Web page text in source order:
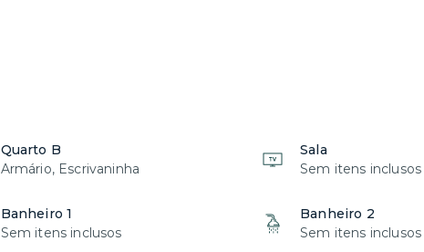
Quarto B
Armário, Escrivaninha
Sala
Sem itens inclusos
Banheiro 1
Sem itens inclusos
Banheiro 2
Sem itens inclusos